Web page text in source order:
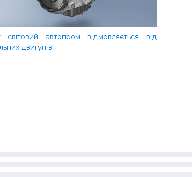
світовий автопром відмовляється від
двигунів